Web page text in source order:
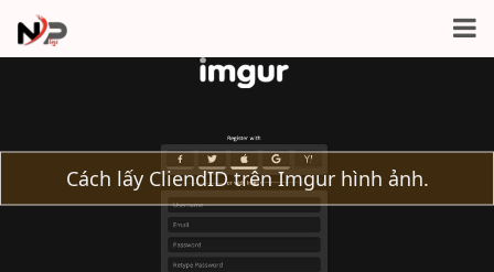
Cách lấy CliendID trên Imgur hình ảnh.